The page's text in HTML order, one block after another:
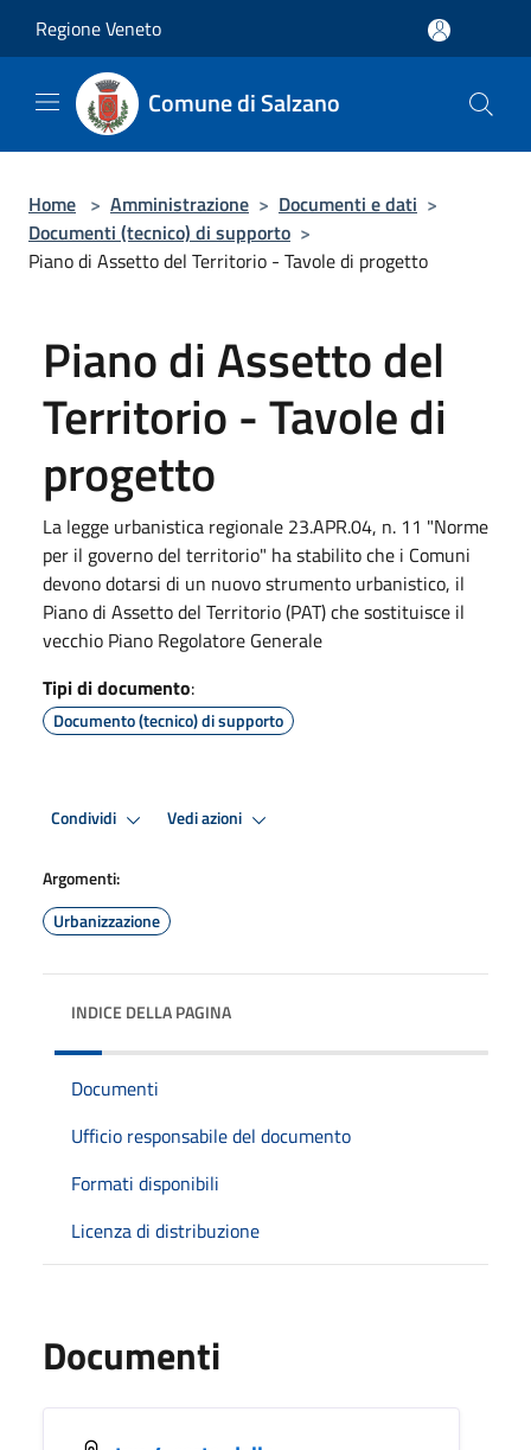
Regione Veneto
Comune di Salzano
Home > Amministrazione > Documenti e dati >
Documenti (tecnico) di supporto >
Piano di Assetto del Territorio - Tavole di progetto
Piano di Assetto del
Territorio - Tavole di
progetto
La legge urbanistica regionale 23.APR.04, n. 11 "Norme
per il governo del territorio" ha stabilito che i Comuni
devono dotarsi di un nuovo strumento urbanistico, il
Piano di Assetto del Territorio (PAT) che sostituisce il
vecchio Piano Regolatore Generale
Tipi di documento:
Documento (tecnico) di supporto
Condividi Vedi azioni
Argomenti:
Urbanizzazione
INDICE DELLA PAGINA
Documenti
Ufficio responsabile del documento
Formati disponibili
Licenza di distribuzione
Documenti